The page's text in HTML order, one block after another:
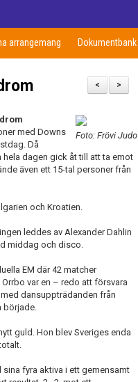
arrangemang Dokumentbank
>
<
Foto: Frövi Judo
med Downs
Då
dagen gick åt till att ta emot
även ett 15-tal personer från
och Kroatien.
leddes av Alexander Dahlin
middag och disco.
EM där 42 matcher
var en – redo att försvara
dansuppträdanden från
började.
guld. Hon blev Sveriges enda
fyra aktiva i ett gemensamt